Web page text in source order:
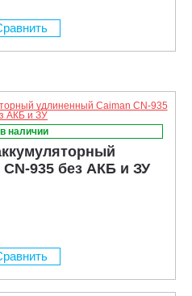
наличии
935 без АКБ и ЗУ